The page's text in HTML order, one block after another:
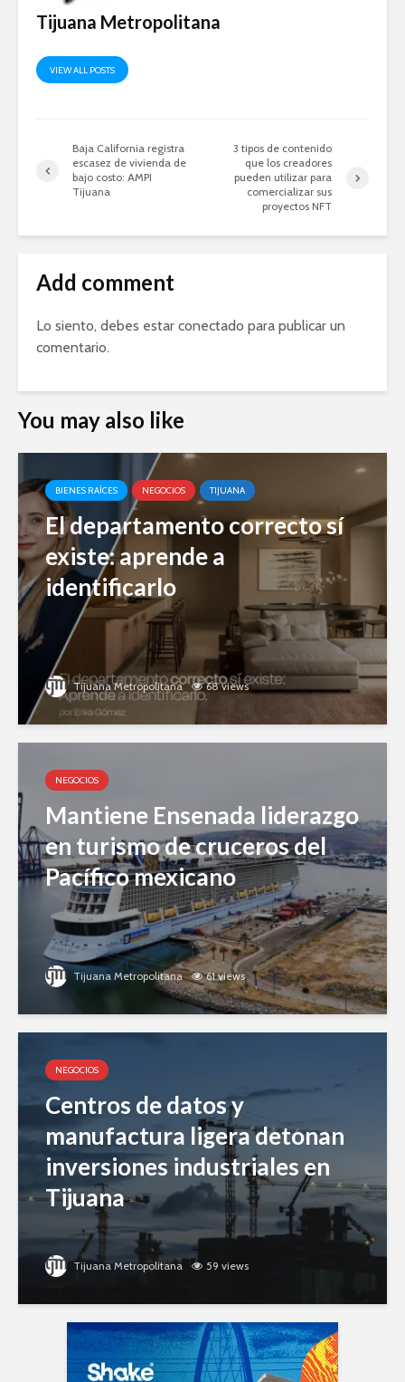
Tijuana Metropolitana
VIEW ALL POSTS
Baja California registra
escasez de vivienda de
bajo costo: AMPI
Tijuana
3 tipos de contenido
que los creadores
pueden utilizar para
comercializar sus
proyectos NFT
Add comment
Lo siento, debes estar conectado para publicar un
comentario.
You may also like
BIENES RAÍCES NEGOCIOS TIJUANA
El departamento correcto sí
existe: aprende a
identificarlo
Tijuana Metropolitana 68 views
NEGOCIOS
Mantiene Ensenada liderazgo
en turismo de cruceros del
Pacífico mexicano
Tijuana Metropolitana 61 views
NEGOCIOS
Centros de datos y
manufactura ligera detonan
inversiones industriales en
Tijuana
Tijuana Metropolitana 59 views